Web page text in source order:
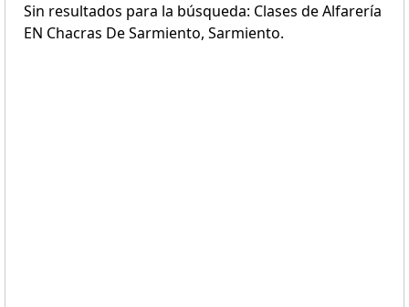
Sin resultados para la búsqueda: Clases de Alfarería
EN Chacras De Sarmiento, Sarmiento.